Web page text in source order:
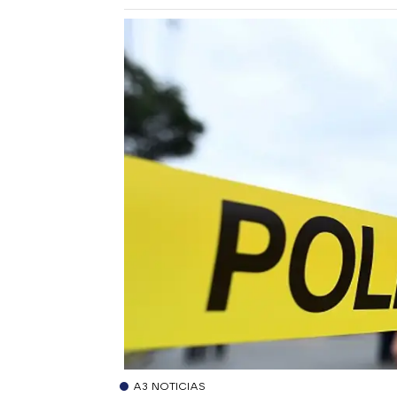
A3 NOTICIAS